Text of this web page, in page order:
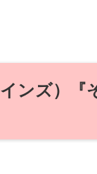
ンズ）『